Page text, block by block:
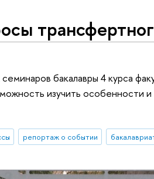
бакалавры 4 курса
изучить особенности
репортаж о событии